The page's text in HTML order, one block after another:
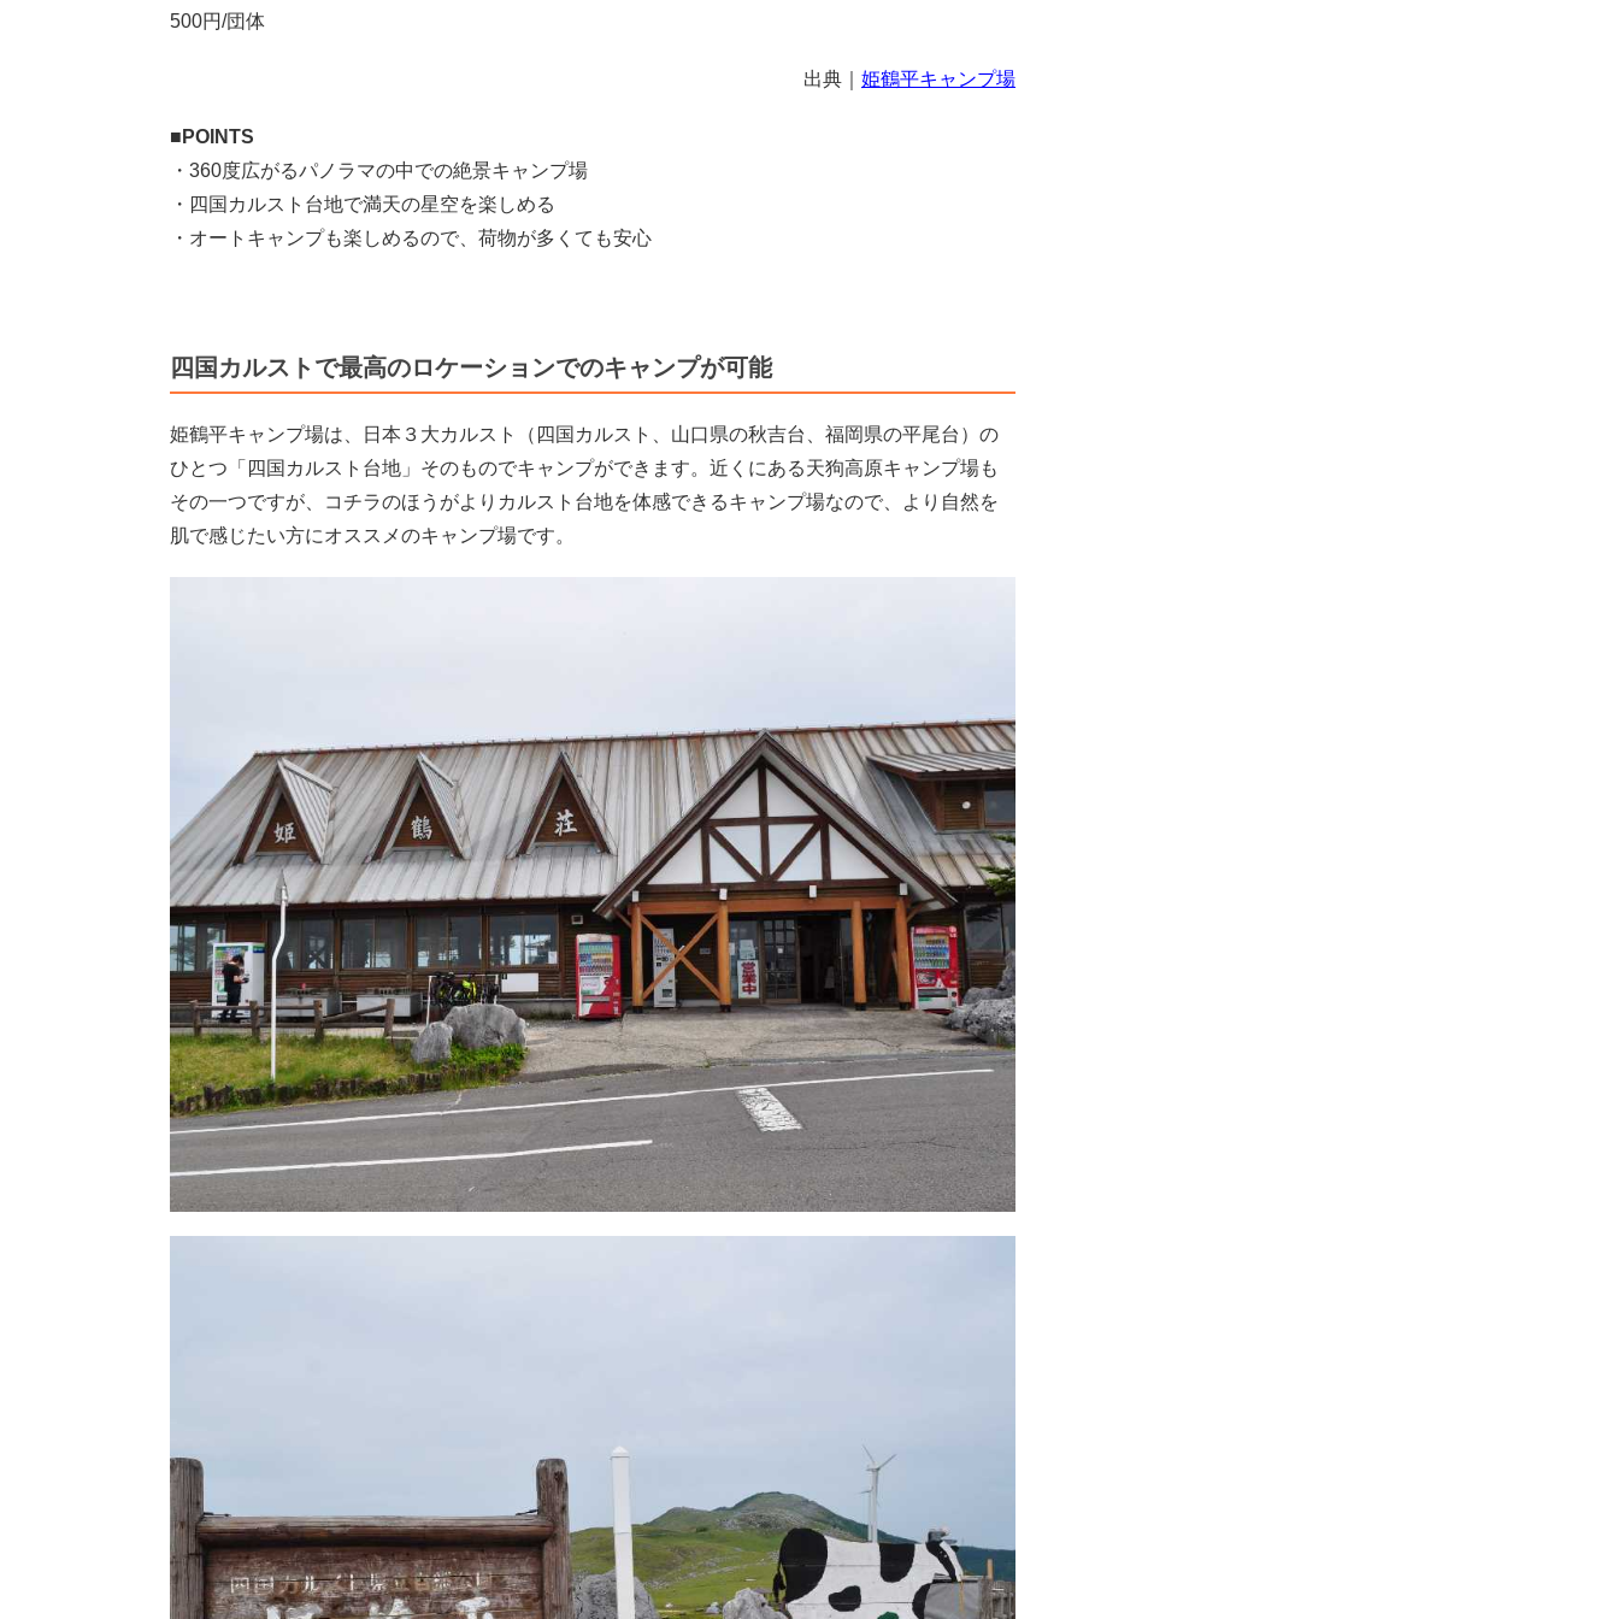
500円/団体
出典｜ 姫鶴平キャンプ場
■POINTS
・360度広がるパノラマの中での絶景キャンプ場
・四国カルスト台地で満天の星空を楽しめる
・オートキャンプも楽しめるので、荷物が多くても安心
四国カルストで最高のロケーションでのキャンプが可能
姫鶴平キャンプ場は、日本３大カルスト（四国カルスト、山口県の秋吉台、福岡県の平尾台）の
ひとつ「四国カルスト台地」そのものでキャンプができます。近くにある天狗高原キャンプ場も
その一つですが、コチラのほうがよりカルスト台地を体感できるキャンプ場なので、より自然を
肌で感じたい方にオススメのキャンプ場です。